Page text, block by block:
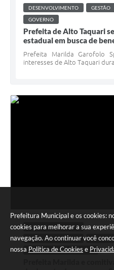
Prefeitura Municipal e os cookies:
cookies para melhorar a sua
navegação. Ao continuar você
nossa Política de Cookies e
DESENVOLVIMENTO
GESTÃO
GOVERNO
Prefeita de Alto Taquari
estadual em busca de
Prefeita Marilda Garofolo
interesses de Alto Taquari
ASSISTÊNCIA SOCIAL
DESENVOLVIMENTO
OBRAS E INFRAESTRUTURA
Prefeita Marilda e